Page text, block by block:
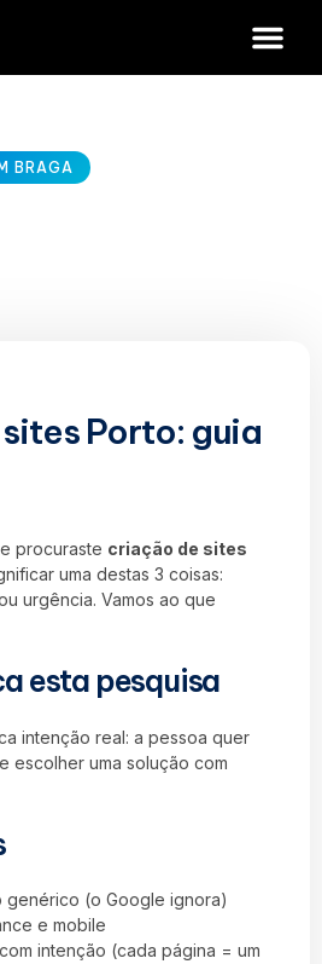
BRAGA
Porto: guia
procuraste criação de sites
uma destas 3 coisas:
urgência. Vamos ao que
esta pesquisa
intenção real: a pessoa quer
escolher uma solução com
genérico (o Google ignora)
e mobile
intenção (cada página = um